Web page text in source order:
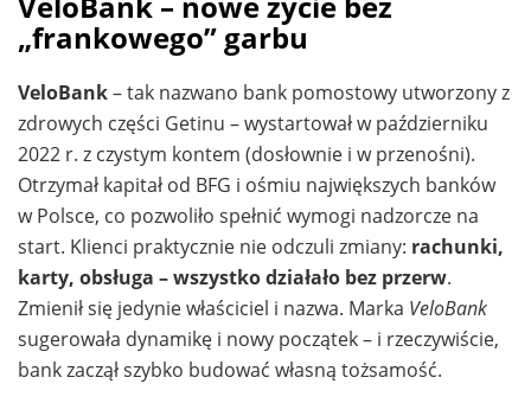
„frankowego” garbu
VeloBank– tak nazwano bank pomostowy utworzony z
zdrowych części Getinu – wystartował w październiku
2022 r. z czystym kontem (dosłownie i w przenośni).
Otrzymał kapitał od BFG i ośmiu największych banków
w Polsce, co pozwoliło spełnić wymogi nadzorcze na
start. Klienci praktycznie nie odczuli zmiany: rachunki,
karty, obsługa – wszystko działało bez przerw.
Zmienił się jedynie właściciel i nazwa. Marka VeloBank
sugerowała dynamikę i nowy początek – i rzeczywiście,
bank zaczął szybko budować własną tożsamość.